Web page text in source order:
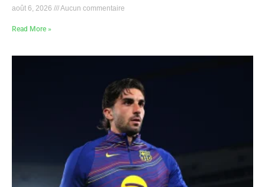
août 6, 2026 Aucun commentaire
Read More »